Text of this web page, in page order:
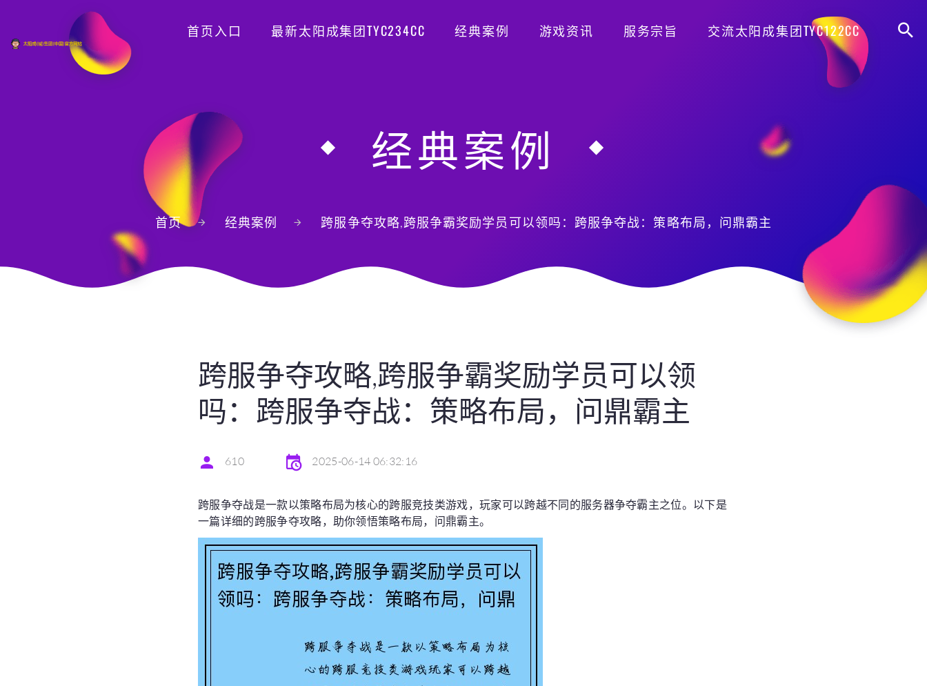
首页入口 最新太阳成集团TYC234CC 经典案例 游戏资讯 服务宗旨 交流太阳成集团TYC122CC
经典案例
首页 经典案例 跨服争夺攻略,跨服争霸奖励学员可以领吗：跨服争夺战：策略布局，问鼎霸主
跨服争夺攻略,跨服争霸奖励学员可以领
吗：跨服争夺战：策略布局，问鼎霸主
610 2025-06-14 06:32:16
跨服争夺战是一款以策略布局为核心的跨服竞技类游戏，玩家可以跨越不同的服务器争夺霸主之位。以下是
一篇详细的跨服争夺攻略，助你领悟策略布局，问鼎霸主。